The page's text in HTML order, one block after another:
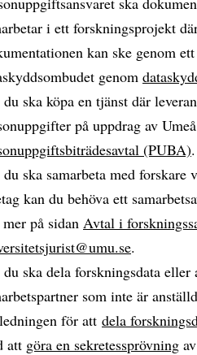
i ett forskningsprojekt
kan ske genom
genom
ska köpa en tjänst där
på uppdrag av
(PUBA).
ska samarbeta med forskare
kan du behöva ett
på sidan Avtal i
.
ska dela forskningsdata
som inte är
för att dela
att göra en sekretessprövning